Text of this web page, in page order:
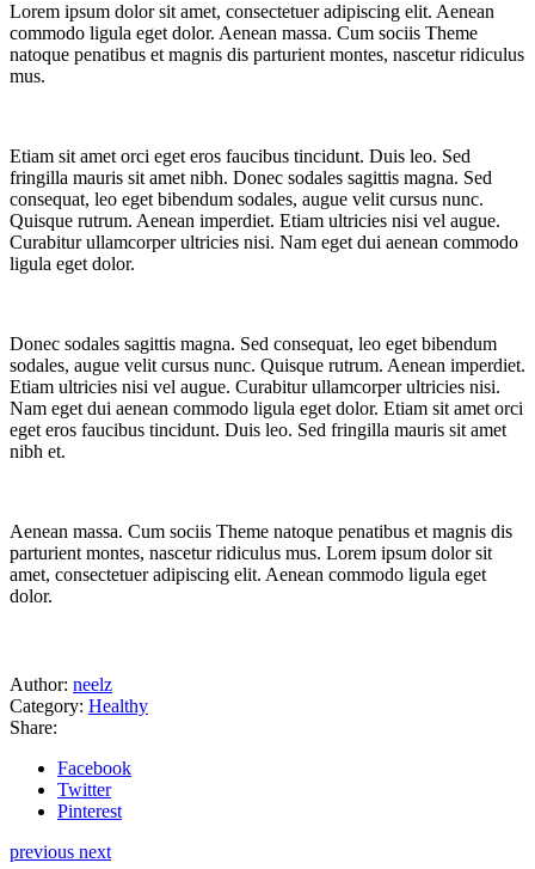
Lorem ipsum dolor sit amet, consectetuer adipiscing elit. Aenean
commodo ligula eget dolor. Aenean massa. Cum sociis Theme
natoque penatibus et magnis dis parturient montes, nascetur ridiculus
mus.
Etiam sit amet orci eget eros faucibus tincidunt. Duis leo. Sed
fringilla mauris sit amet nibh. Donec sodales sagittis magna. Sed
consequat, leo eget bibendum sodales, augue velit cursus nunc.
Quisque rutrum. Aenean imperdiet. Etiam ultricies nisi vel augue.
Curabitur ullamcorper ultricies nisi. Nam eget dui aenean commodo
ligula eget dolor.
Donec sodales sagittis magna. Sed consequat, leo eget bibendum
sodales, augue velit cursus nunc. Quisque rutrum. Aenean imperdiet.
Etiam ultricies nisi vel augue. Curabitur ullamcorper ultricies nisi.
Nam eget dui aenean commodo ligula eget dolor. Etiam sit amet orci
eget eros faucibus tincidunt. Duis leo. Sed fringilla mauris sit amet
nibh et.
Aenean massa. Cum sociis Theme natoque penatibus et magnis dis
parturient montes, nascetur ridiculus mus. Lorem ipsum dolor sit
amet, consectetuer adipiscing elit. Aenean commodo ligula eget
dolor.
Author: neelz
Category: Healthy
Share:
Facebook
Twitter
Pinterest
previous next